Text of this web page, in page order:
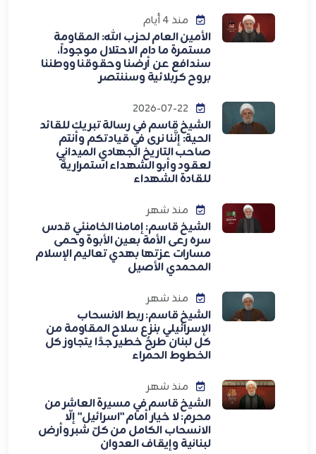
منذ 4 أيام
الأمين العام لحزب الله: المقاومة
مستمرة ما دام الاحتلال موجوداً،
سندافع عن أرضنا وحقوقنا ووطننا
بروح كربلائية وسننتصر
الشيخ قاسم في رسالة تبريك للقائد
الحية: إنَّنا نرى في قيادتكم وأنتم
صاحب التاريخ الجهادي الميداني
لعقود وأبو الشهداء استمراريةً
للقادة الشهداء
منذ شهر
الشيخ قاسم: إمامنا الخامنئي قدس
سره رعى الأمة بعين الأبوة وحمى
مسارات عزتها بهدي تعاليم الإسلام
المحمدي الأصيل
منذ شهر
الشيخ قاسم: ربط الانسحاب
الإسرائيلي بنزع سلاح المقاومة من
كل لبنان طرحٌ خطير جدًا يتجاوز كل
الخطوط الحمراء
منذ شهر
الشيخ قاسم في مسيرة العاشر من
محرم: لا خيار أمام "اسرائيل" إلّا
الانسحاب الكامل من كلّ شبر وأرض
لبنانية وإيقاف العدوان